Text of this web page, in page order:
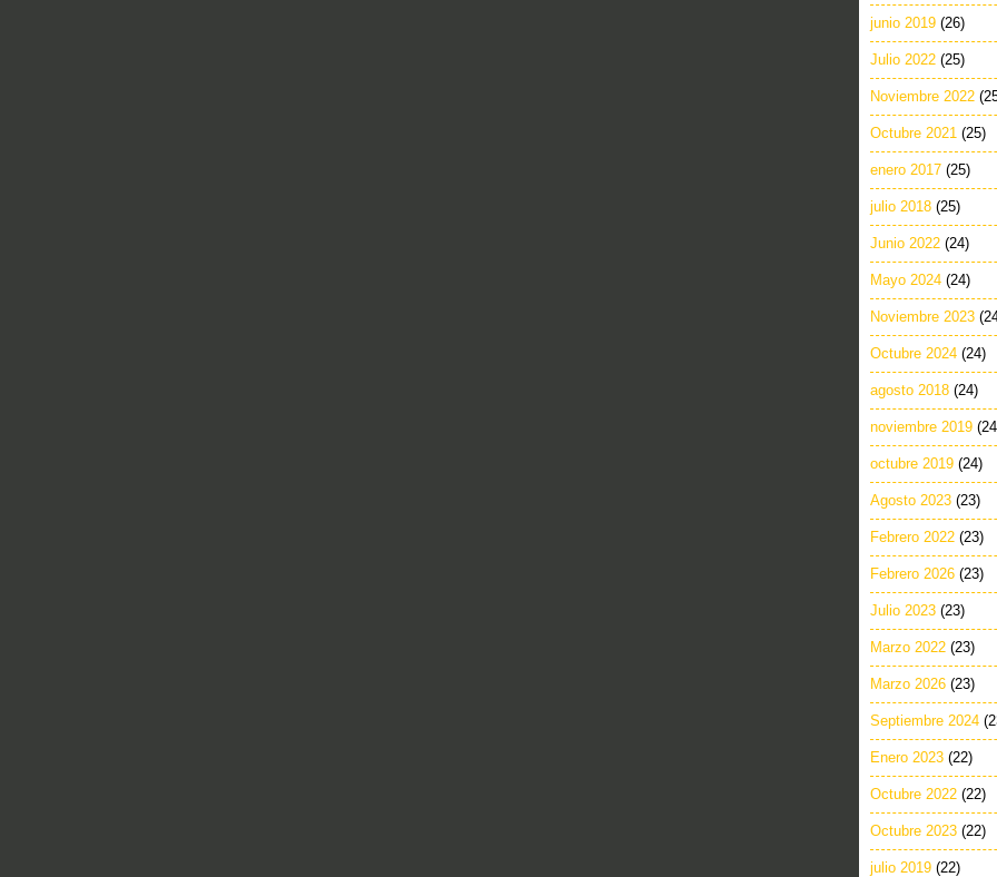
junio 2019 (26)
Julio 2022 (25)
Noviembre 2022
Octubre 2021 (25)
enero 2017 (25)
julio 2018 (25)
Junio 2022 (24)
Mayo 2024 (24)
Noviembre 2023
Octubre 2024 (24)
agosto 2018 (24)
noviembre 2019
octubre 2019 (24)
Agosto 2023 (23)
Febrero 2022 (23)
Febrero 2026 (23)
Julio 2023 (23)
Marzo 2022 (23)
Marzo 2026 (23)
Septiembre 2024
Enero 2023 (22)
Octubre 2022 (22)
Octubre 2023 (22)
julio 2019 (22)